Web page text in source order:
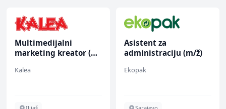
Multimedijalni
marketing kreator (m/
Kalea
Asistent za
administraciju (m/ž)
Ekopak